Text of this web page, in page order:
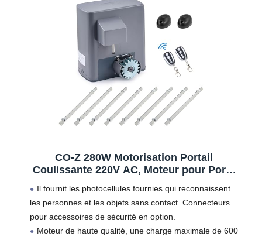
CO-Z 280W Motorisation Portail
Coulissante 220V AC, Moteur pour Porte
de 30M
Il fournit les photocellules fournies qui reconnaissent
les personnes et les objets sans contact. Connecteurs
pour accessoires de sécurité en option.
Moteur de haute qualité, une charge maximale de 600